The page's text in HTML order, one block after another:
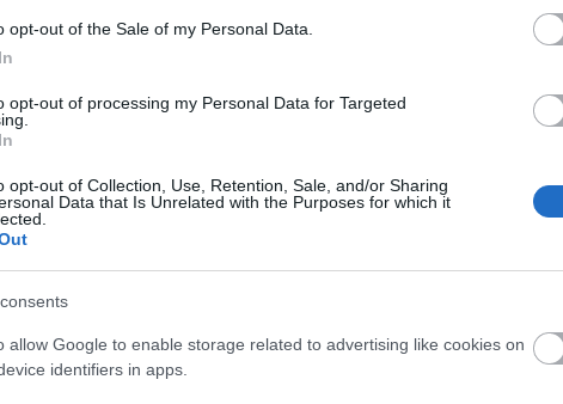
opt-out of the Sale of my Personal Data.
opt-out of processing my Personal Data for Targeted
opt-out of Collection, Use, Retention, Sale, and/or Sharing
Data that Is Unrelated with the Purposes for which it
allow Google to enable storage related to advertising like cookies on
identifiers in apps.
az eredeti sorozatban, a komp utolsó
általában a
az eredeti verzióban a Galileo kompot
Da Vinci-re, amely a Négyes Csillagbázishoz
jelenetekből még szerencsésnek nevezhető, Bele
megszorításoknak és a harmadik évadon eluralkodó
loholó karakter hajója teljes láthatatlanságot kapott,
amilyen észrevétlenül jött a hajó, annyira rejtélyes
meg is jegyzi: